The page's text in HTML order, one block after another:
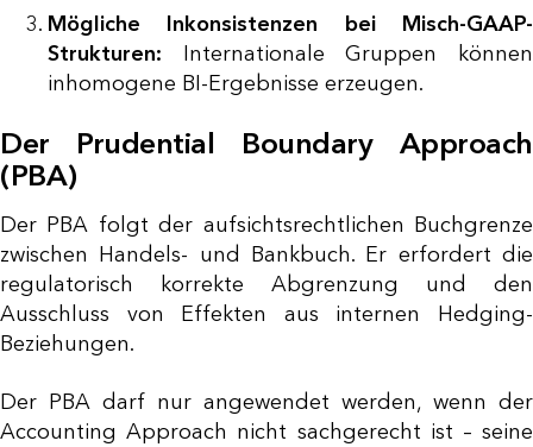
Mögliche Inkonsistenzen bei Misch-GAAP-
Strukturen: Internationale Gruppen können
inhomogene BI-Ergebnisse erzeugen.
Der Prudential Boundary Approach
(PBA)
Der PBA folgt der aufsichtsrechtlichen Buchgrenze
zwischen Handels- und Bankbuch. Er erfordert die
regulatorisch korrekte Abgrenzung und den
Ausschluss von Effekten aus internen Hedging-
Beziehungen.
Der PBA darf nur angewendet werden, wenn der
Accounting Approach nicht sachgerecht ist – seine